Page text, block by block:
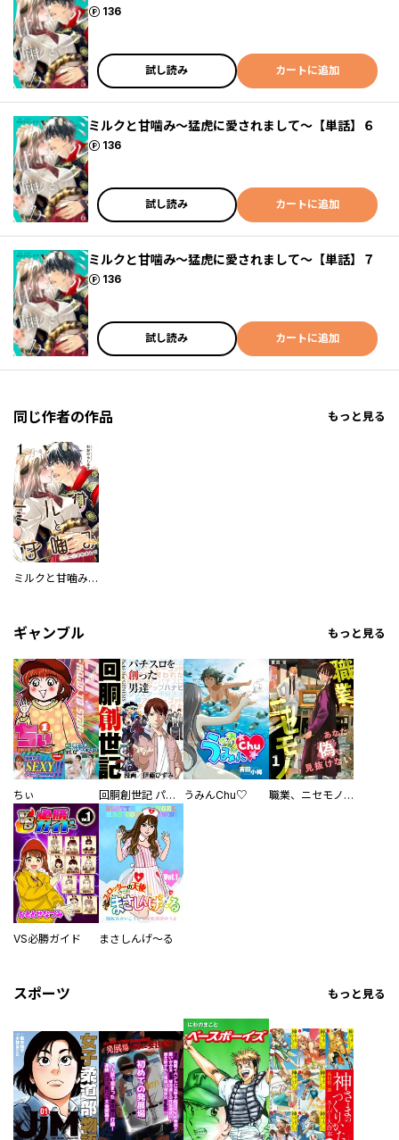
136
ポイント
試し読み カートに追加
ミルクと甘噛み～猛虎に愛されまして～【単話】６
136
ポイント
試し読み カートに追加
ミルクと甘噛み～猛虎に愛されまして～【単話】７
136
ポイント
試し読み カートに追加
同じ作者の作品 もっと見る
ミルクと甘噛み～猛虎に愛されまして～
ギャンブル もっと見る
ちぃ 回胴創世記 パチスロを創った男達 うみんChu♡ 職業、ニセモノ～あなたに偽は見抜けない【電子単行本版】
VS必勝ガイド まさしんげ～る
スポーツ もっと見る